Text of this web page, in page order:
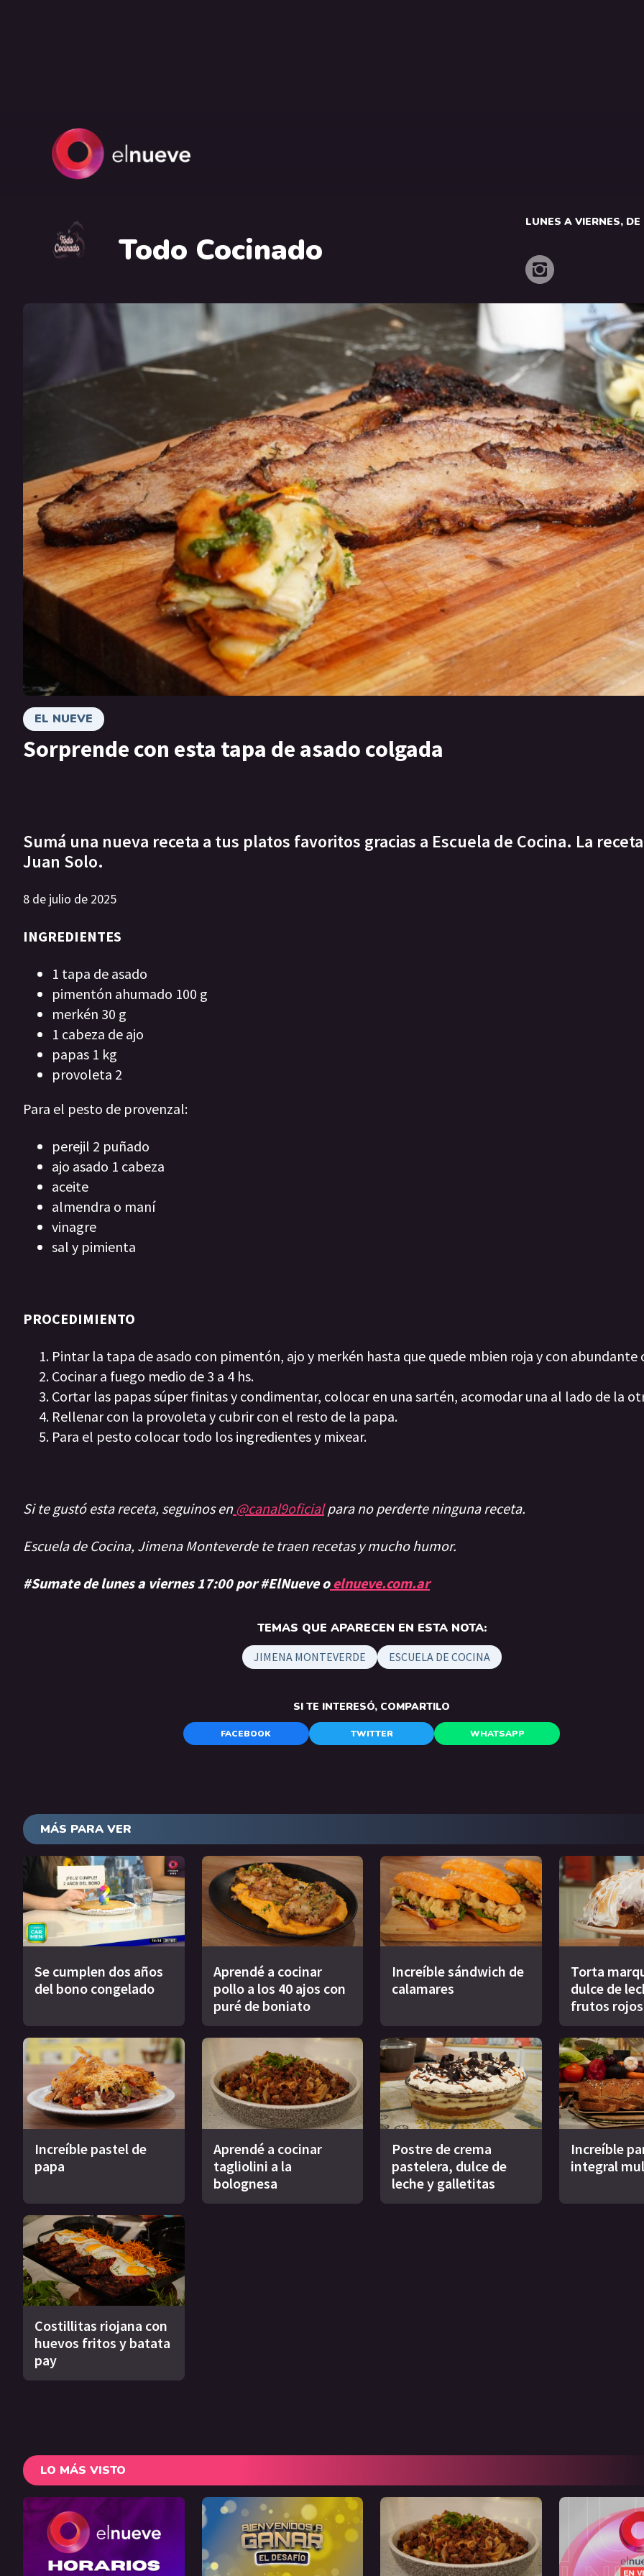
Todo Cocinado
LUNES A VIERNES,
EL NUEVE
Sorprende con esta tapa de asado colgada
Sumá una nueva receta a tus platos favoritos gracias a Escuela de Cocina. La
Juan Solo.
8 de julio de 2025
INGREDIENTES
1 tapa de asado
pimentón ahumado 100 g
merkén 30 g
1 cabeza de ajo
papas 1 kg
provoleta 2
Para el pesto de provenzal:
perejil 2 puñado
ajo asado 1 cabeza
aceite
almendra o maní
vinagre
sal y pimienta
PROCEDIMIENTO
Pintar la tapa de asado con pimentón, ajo y merkén hasta que quede mbien roja y con abundante
Cocinar a fuego medio de 3 a 4 hs.
Cortar las papas súper finitas y condimentar, colocar en una sartén, acomodar una al lado de la
Rellenar con la provoleta y cubrir con el resto de la papa.
Para el pesto colocar todo los ingredientes y mixear.
Si te gustó esta receta, seguinos en @canal9oficialpara no perderte ninguna receta.
Escuela de Cocina, Jimena Monteverde te traen recetas y mucho humor.
#Sumate de lunes a viernes 17:00 por #ElNueve o elnueve.com.ar
TEMAS QUE APARECEN EN ESTA NOTA:
JIMENA MONTEVERDE ESCUELA DE COCINA
SI TE INTERESÓ, COMPARTILO
FACEBOOK TWITTER WHATSAPP
MÁS PARA VER
Se cumplen dos años
del bono congelado
Aprendé a cocinar
pollo a los 40 ajos con
puré de boniato
Increíble sándwich de
calamares
Torta
dulce de
frutos rojos
Increíble pastel de
papa
Aprendé a cocinar
tagliolini a la
bolognesa
Postre de crema
pastelera, dulce de
leche y galletitas
Increíble
integral
Costillitas riojana con
huevos fritos y batata
pay
LO MÁS VISTO